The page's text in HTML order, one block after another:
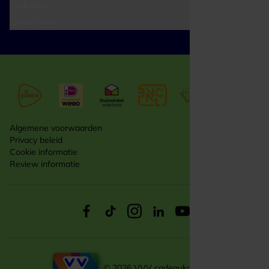
Algemene voorwaarden
Privacy beleid
Cookie informatie
Review informatie